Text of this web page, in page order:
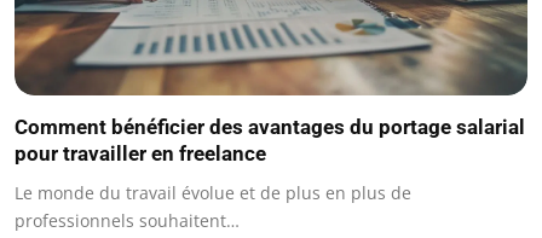
Comment bénéficier des avantages du portage salarial
pour travailler en freelance
Le monde du travail évolue et de plus en plus de
professionnels souhaitent…